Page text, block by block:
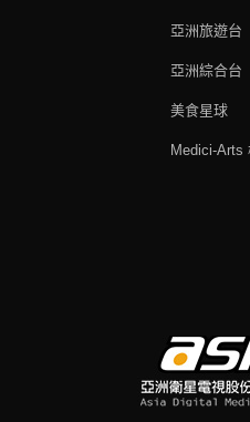
亞洲旅遊台
亞洲綜合台
美食星球
Medici-Arts